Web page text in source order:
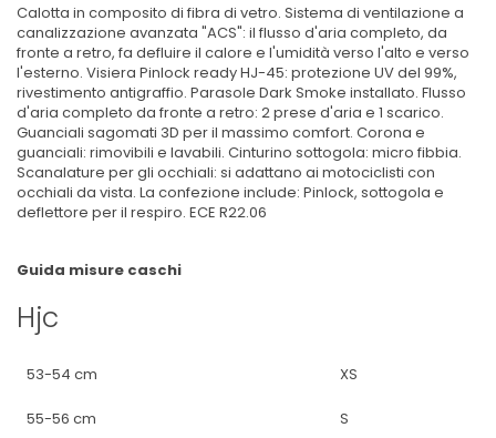
Calotta in composito di fibra di vetro. Sistema di ventilazione a
canalizzazione avanzata "ACS": il flusso d'aria completo, da
fronte a retro, fa defluire il calore e l'umidità verso l'alto e verso
l'esterno. Visiera Pinlock ready HJ-45: protezione UV del 99%,
rivestimento antigraffio. Parasole Dark Smoke installato. Flusso
d'aria completo da fronte a retro: 2 prese d'aria e 1 scarico.
Guanciali sagomati 3D per il massimo comfort. Corona e
guanciali: rimovibili e lavabili. Cinturino sottogola: micro fibbia.
Scanalature per gli occhiali: si adattano ai motociclisti con
occhiali da vista. La confezione include: Pinlock, sottogola e
deflettore per il respiro. ECE R22.06
Guida misure caschi
Hjc
53-54 cm XS
55-56 cm S